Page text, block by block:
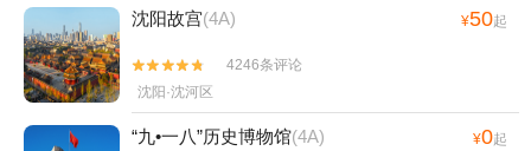
沈阳故宫(4A) ¥50起


4246条评论
沈阳·沈河区
“九•一八”历史博物馆(4A) ¥0起